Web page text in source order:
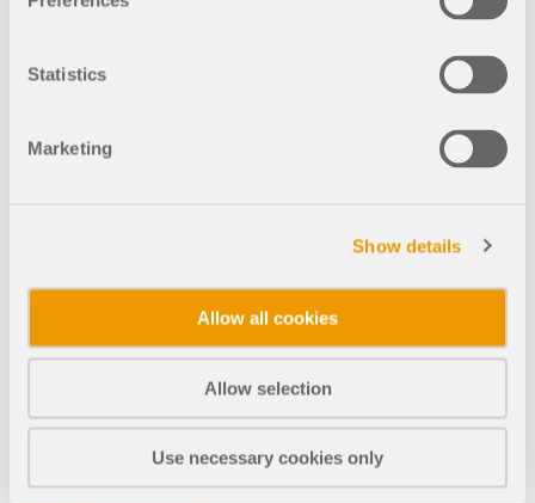
Statistics
Marketing
Show details
Allow all cookies
Allow selection
Use necessary cookies only
Gables à Atlanta,
La construction de la maison
directrice du studio
le quartier d’Old Fourth Ward
d’Atlanta, en Géorgie.
001132 États-Unis